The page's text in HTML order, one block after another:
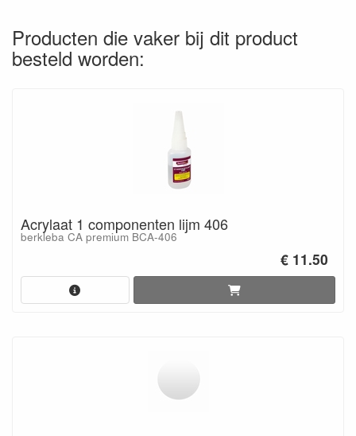
Producten die vaker bij dit product
besteld worden:
Acrylaat 1 componenten lijm 406
berkleba CA premium BCA-406
€ 11.50